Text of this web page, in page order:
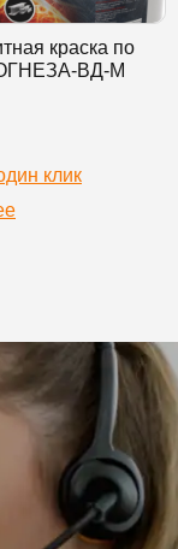
краска по
ВД-М
клик